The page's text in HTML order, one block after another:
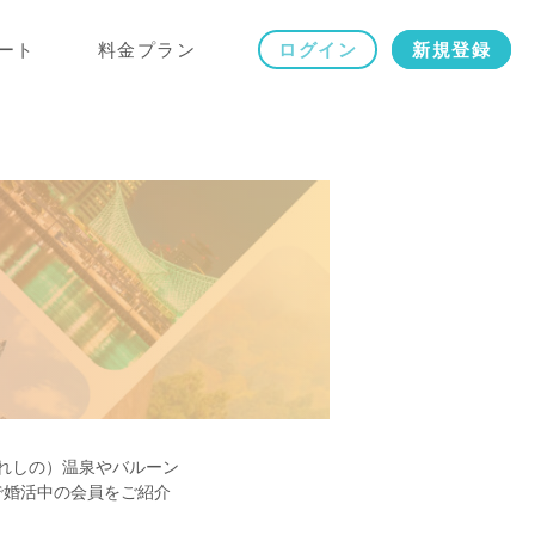
ト 料金プラン ログイン 新規登録
しの）温泉やバルーン
活中の会員をご紹介